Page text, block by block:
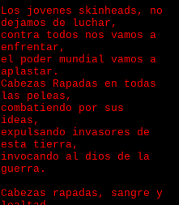
Los jovenes skinheads, no
dejamos de luchar,
contra todos nos vamos a
enfrentar,
el poder mundial vamos a
aplastar.
Cabezas Rapadas en todas
las peleas,
combatiendo por sus
ideas,
expulsando invasores de
esta tierra,
invocando al dios de la
guerra.
Cabezas rapadas, sangre y